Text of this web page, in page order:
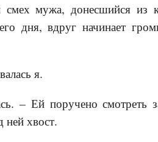
смех мужа, донесшийся
дня, вдруг начинает
я.
– Ей поручено смотреть
хвост.